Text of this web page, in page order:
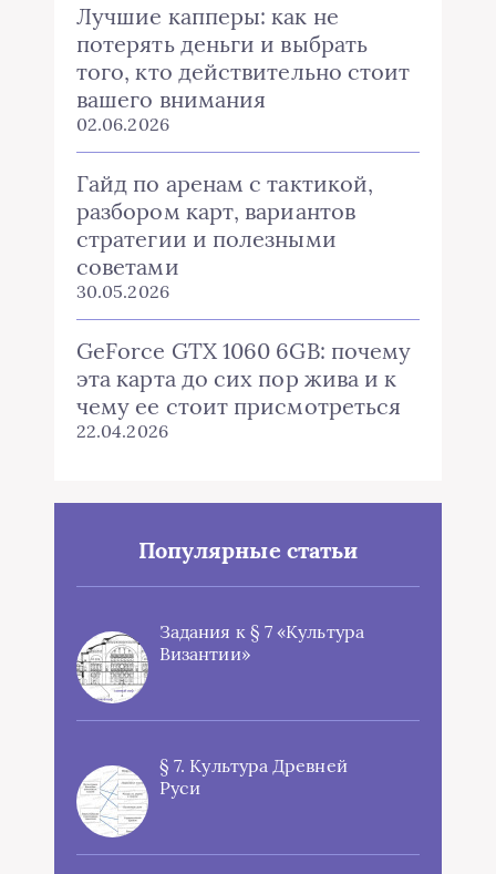
Лучшие капперы: как не
потерять деньги и выбрать
того, кто действительно стоит
вашего внимания
02.06.2026
Гайд по аренам с тактикой,
разбором карт, вариантов
стратегии и полезными
советами
30.05.2026
GeForce GTX 1060 6GB: почему
эта карта до сих пор жива и к
чему ее стоит присмотреться
22.04.2026
Популярные статьи
Задания к § 7 «Культура
Византии»
§ 7. Культура Древней
Руси